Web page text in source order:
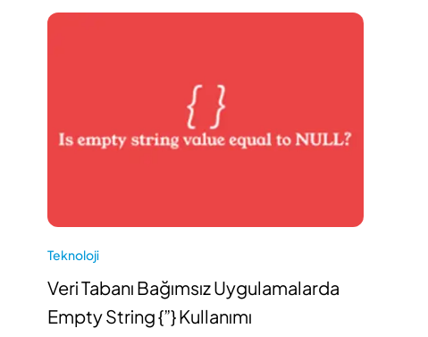
Teknoloji
Veri Tabanı Bağımsız Uygulamalarda
Empty String {”} Kullanımı